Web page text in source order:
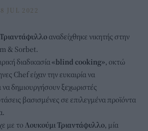
JUL 2022
αναδείχθηκε νικητής στην
& Sorbet.
διαδικασία«blind cooking», οκτώ
Chef είχαν την ευκαιρία να
να δημιουργήσουν ξεχωριστές
βασισμένες σε επιλεγμένα προϊόντα
με τοΛουκούμι Τριαντάφυλλο, μία